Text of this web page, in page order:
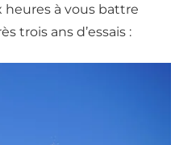
heures à vous battre
trois ans d’essais :